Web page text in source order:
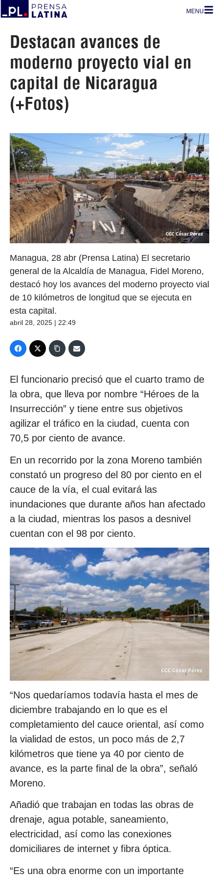
MENU
Destacan avances de
moderno proyecto vial en
capital de Nicaragua
(+Fotos)
Managua, 28 abr (Prensa Latina) El secretario
general de la Alcaldía de Managua, Fidel Moreno,
destacó hoy los avances del moderno proyecto vial
de 10 kilómetros de longitud que se ejecuta en
esta capital.
abril 28, 2025 | 22:49
El funcionario precisó que el cuarto tramo de
la obra, que lleva por nombre “Héroes de la
Insurrección” y tiene entre sus objetivos
agilizar el tráfico en la ciudad, cuenta con
70,5 por ciento de avance.
En un recorrido por la zona Moreno también
constató un progreso del 80 por ciento en el
cauce de la vía, el cual evitará las
inundaciones que durante años han afectado
a la ciudad, mientras los pasos a desnivel
cuentan con el 98 por ciento.
“Nos quedaríamos todavía hasta el mes de
diciembre trabajando en lo que es el
completamiento del cauce oriental, así como
la vialidad de estos, un poco más de 2,7
kilómetros que tiene ya 40 por ciento de
avance, es la parte final de la obra”, señaló
Moreno.
Añadió que trabajan en todas las obras de
drenaje, agua potable, saneamiento,
electricidad, así como las conexiones
domiciliares de internet y fibra óptica.
“Es una obra enorme con un importante